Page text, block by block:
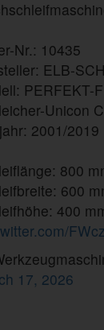
Nr.: 10435
ELB-
PERFEKT-
Unicon
2001/2019
800
600
400
17, 2026